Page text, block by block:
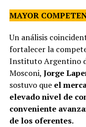
MAYOR
Un análisis
fortalecer la
Instituto Argentino
Mosconi, Jorge
sostuvo que el
elevado nivel de
conveniente
de los oferentes.